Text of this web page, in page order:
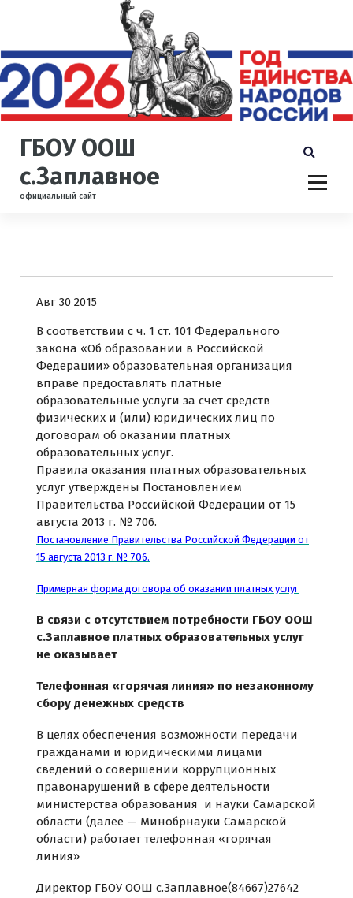
е
й
т
и
ГБОУ ООШ
с.Заплавное
официальный сайт
Авг 30 2015
В соответствии с ч. 1 ст. 101 Федерального
закона «Об образовании в Российской
Федерации» образовательная организация
вправе предоставлять платные
образовательные услуги за счет средств
физических и (или) юридических лиц по
договорам об оказании платных
образовательных услуг.
Правила оказания платных образовательных
услуг утверждены Постановлением
Правительства Российской Федерации от 15
августа 2013 г. № 706.
Постановление Правительства Российской Федерации от
15 августа 2013 г. № 706.
Примерная форма договора об оказании платных услуг
В связи с отсутствием потребности ГБОУ ООШ
с.Заплавное платных образовательных услуг
не оказывает
Телефонная «горячая линия» по незаконному
сбору денежных средств
В целях обеспечения возможности передачи
гражданами и юридическими лицами
сведений о совершении коррупционных
правонарушений в сфере деятельности
министерства образования и науки Самарской
области (далее — Минобрнауки Самарской
области) работает телефонная «горячая
линия»
Директор ГБОУ ООШ с.Заплавное(84667)27642